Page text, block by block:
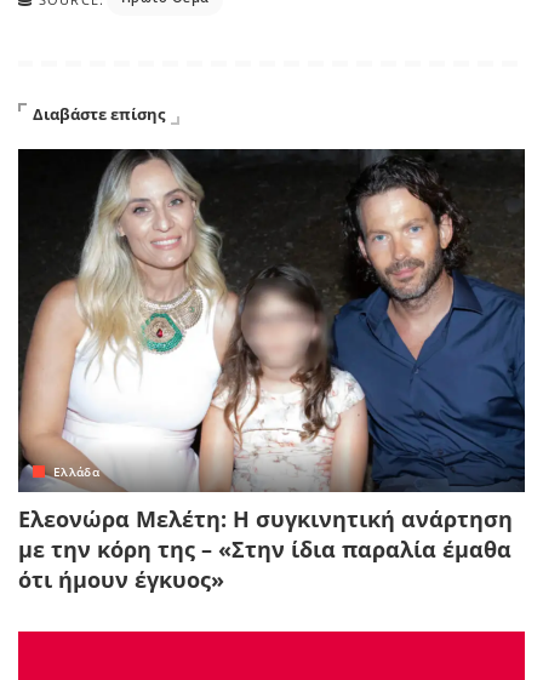
Διαβάστε επίσης
Ελλάδα
Ελεονώρα Μελέτη: Η συγκινητική ανάρτηση
με την κόρη της – «Στην ίδια παραλία έμαθα
ότι ήμουν έγκυος»